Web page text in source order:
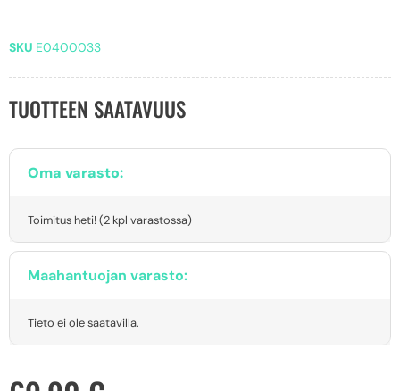
SKU E0400033
TUOTTEEN SAATAVUUS
Oma varasto:
Toimitus heti! (2 kpl varastossa)
Maahantuojan varasto:
Tieto ei ole saatavilla.